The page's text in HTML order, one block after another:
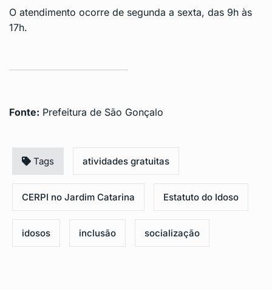
O atendimento ocorre de segunda a sexta, das 9h às
17h.
Fonte: Prefeitura de São Gonçalo
Tags atividades gratuitas
CERPI no Jardim Catarina Estatuto do Idoso
idosos inclusão socialização